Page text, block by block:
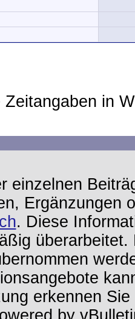
Zeitangaben in
einzelnen
Ergänzungen
. Diese
erkennen
by